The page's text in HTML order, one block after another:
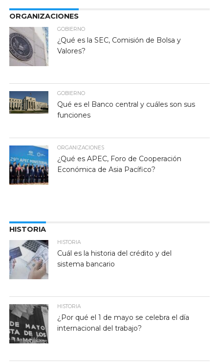
ORGANIZACIONES
GOBIERNO
¿Qué es la SEC, Comisión de Bolsa y
Valores?
GOBIERNO
Qué es el Banco central y cuáles son sus
funciones
ORGANIZACIONES
¿Qué es APEC, Foro de Cooperación
Económica de Asia Pacífico?
HISTORIA
HISTORIA
Cuál es la historia del crédito y del
sistema bancario
HISTORIA
¿Por qué el 1 de mayo se celebra el día
internacional del trabajo?